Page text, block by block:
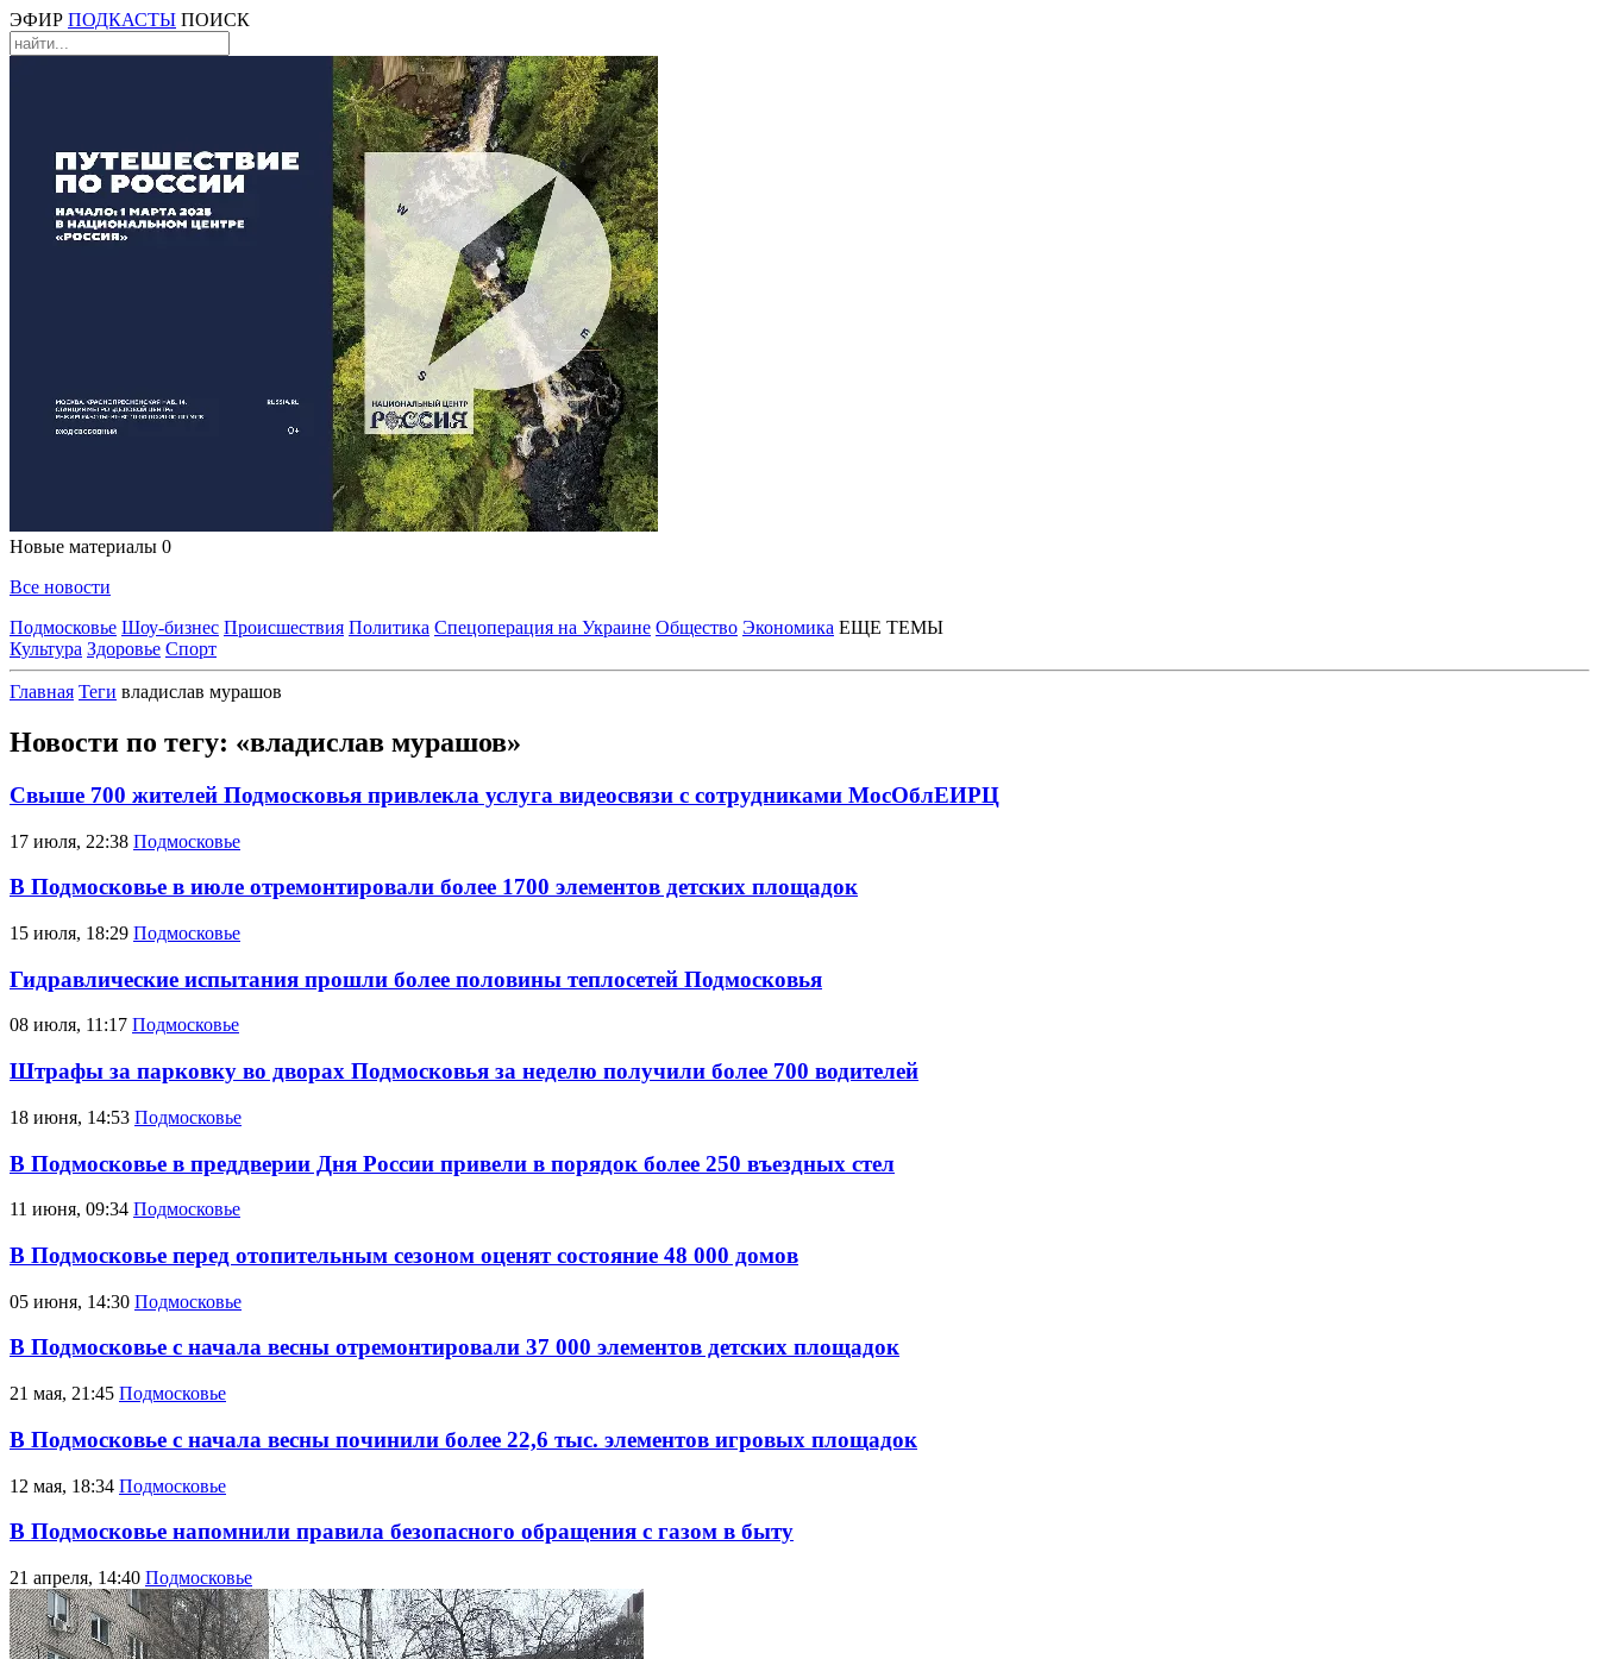
ЭФИР ПОДКАСТЫ ПОИСК
Новые материалы 0
Все новости
Подмосковье Шоу-бизнес Происшествия Политика Спецоперация на Украине Общество Экономика ЕЩЕ ТЕМЫ
Культура Здоровье Спорт
Главная Теги владислав мурашов
Новости по тегу: «владислав мурашов»
Свыше 700 жителей Подмосковья привлекла услуга видеосвязи с сотрудниками МосОблЕИРЦ
17 июля, 22:38 Подмосковье
В Подмосковье в июле отремонтировали более 1700 элементов детских площадок
15 июля, 18:29 Подмосковье
Гидравлические испытания прошли более половины теплосетей Подмосковья
08 июля, 11:17 Подмосковье
Штрафы за парковку во дворах Подмосковья за неделю получили более 700 водителей
18 июня, 14:53 Подмосковье
В Подмосковье в преддверии Дня России привели в порядок более 250 въездных стел
11 июня, 09:34 Подмосковье
В Подмосковье перед отопительным сезоном оценят состояние 48 000 домов
05 июня, 14:30 Подмосковье
В Подмосковье с начала весны отремонтировали 37 000 элементов детских площадок
21 мая, 21:45 Подмосковье
В Подмосковье с начала весны починили более 22,6 тыс. элементов игровых площадок
12 мая, 18:34 Подмосковье
В Подмосковье напомнили правила безопасного обращения с газом в быту
21 апреля, 14:40 Подмосковье